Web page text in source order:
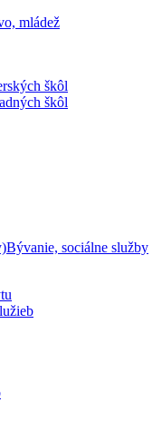
mládež
škôl
škôl
Bývanie, sociálne služby